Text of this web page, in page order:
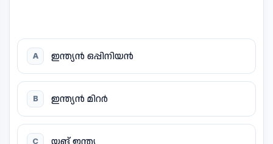
A ഇന്ത്യൻ ഒപ്പിനിയൻ
B ഇന്ത്യൻ മിറർ
C യങ് ഇന്ത്യ